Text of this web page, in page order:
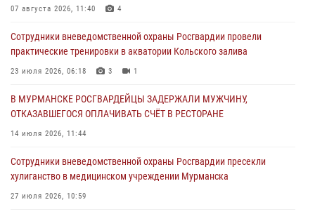
счет в ресторане
В Мурманске сотрудники Росгвардии пресекли ночной дебош в
баре на улице Орликовой
Сотрудники вневедомственной охраны Росгвардии пресекли
хулиганство в медицинском учреждении Мурманска
В МУРМАНСКЕ СОТРУДНИКИ РОСГВАРДИИ ЗАДЕРЖАЛИ
МУРМАНЧАНИНА ЗА ПОПЫТКУ КРАЖИ ВЕЛОАКСЕССУАРОВ ИЗ
07 августа 2026, 11:40 4
Сотрудники вневедомственной охраны Росгвардии провели
практические тренировки в акватории Кольского залива
23 июля 2026, 06:18 3 1
В МУРМАНСКЕ РОСГВАРДЕЙЦЫ ЗАДЕРЖАЛИ МУЖЧИНУ,
ОТКАЗАВШЕГОСЯ ОПЛАЧИВАТЬ СЧЁТ В РЕСТОРАНЕ
14 июля 2026, 11:44
Сотрудники вневедомственной охраны Росгвардии пресекли
хулиганство в медицинском учреждении Мурманска
27 июля 2026, 10:59